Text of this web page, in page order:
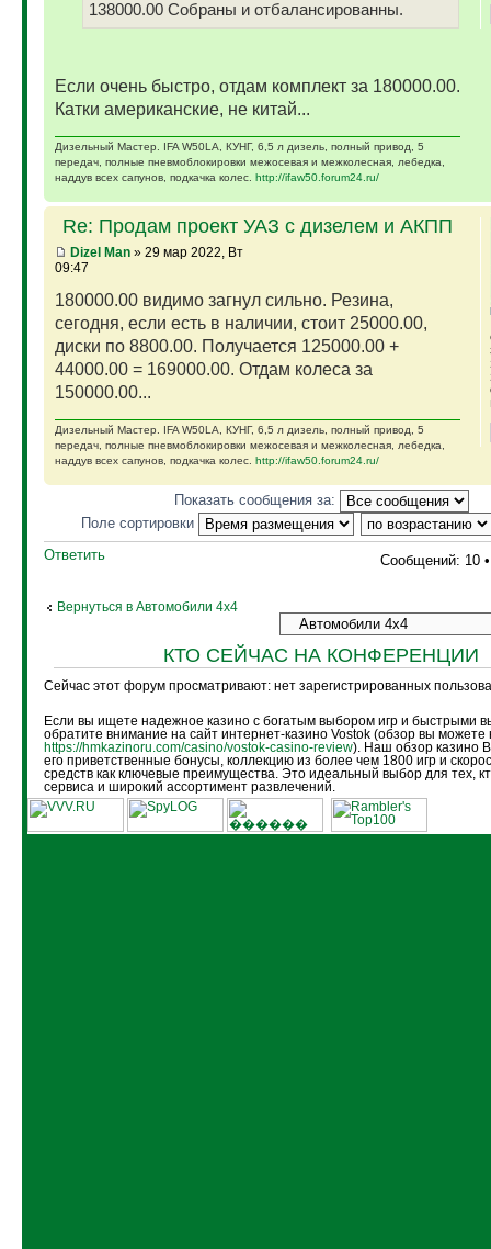
138000.00 Собраны и отбалансированны.
Если очень быстро, отдам комплект за 180000.00.
Катки американские, не китай...
Дизельный Мастер. IFA W50LA, КУНГ, 6,5 л дизель, полный привод, 5
передач, полные пневмоблокировки межосевая и межколесная, лебедка,
наддув всех сапунов, подкачка колес. http://ifaw50.forum24.ru/
Re: Продам проект УАЗ с дизелем и АКПП
Dizel Man» 29 мар 2022, Вт
09:47
180000.00 видимо загнул сильно. Резина,
сегодня, если есть в наличии, стоит 25000.00,
диски по 8800.00. Получается 125000.00 +
44000.00 = 169000.00. Отдам колеса за
150000.00...
Дизельный Мастер. IFA W50LA, КУНГ, 6,5 л дизель, полный привод, 5
передач, полные пневмоблокировки межосевая и межколесная, лебедка,
наддув всех сапунов, подкачка колес. http://ifaw50.forum24.ru/
Показать сообщения за:
Поле сортировки
Ответить
Сообщений: 10
Вернуться в Автомобили 4х4
КТО СЕЙЧАС НА КОНФЕРЕНЦИИ
Сейчас этот форум просматривают: нет зарегистрированных
Если вы ищете надежное казино с богатым выбором игр и быстрыми
обратите внимание на сайт интернет-казино Vostok (обзор вы можете
https://hmkazinoru.com/casino/vostok-casino-review). Наш обзор казино
его приветственные бонусы, коллекцию из более чем 1800 игр и
средств как ключевые преимущества. Это идеальный выбор для тех,
сервиса и широкий ассортимент развлечений.